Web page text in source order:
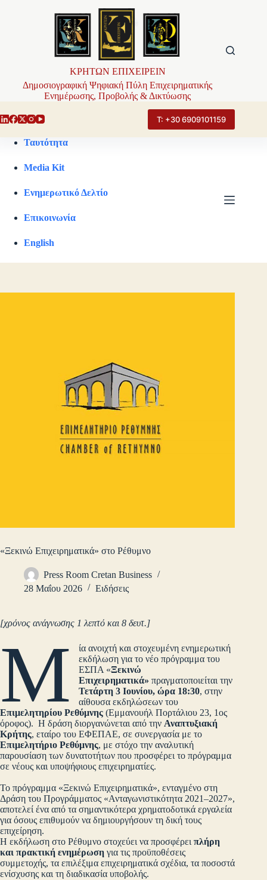
ΚΡΗΤΩΝ ΕΠΙΧΕΙΡΕΙΝ
Δημοσιογραφική Ψηφιακή Πύλη Επιχειρηματικής
Ενημέρωσης, Προβολής & Δικτύωσης
Τ: +30 6909101159
Ταυτότητα
Media Kit
Ενημερωτικό Δελτίο
Επικοινωνία
English
«Ξεκινώ Επιχειρηματικά» στο Ρέθυμνο
Press Room Cretan Business
28 Μαΐου 2026
Ειδήσεις
[χρόνος ανάγνωσης 1 λεπτό και 8 δευτ.]
Μ
ία ανοιχτή και στοχευμένη ενημερωτική
εκδήλωση για το νέο πρόγραμμα του
ΕΣΠΑ «Ξεκινώ
Επιχειρηματικά» πραγματοποιείται την
Τετάρτη 3 Ιουνίου, ώρα 18:30, στην
αίθουσα εκδηλώσεων του
Επιμελητηρίου Ρεθύμνης (Εμμανουήλ Πορτάλιου 23, 1ος
όροφος). Η δράση διοργανώνεται από την Αναπτυξιακή
Κρήτης, εταίρο του ΕΦΕΠΑΕ, σε συνεργασία με το
Επιμελητήριο Ρεθύμνης, με στόχο την αναλυτική
παρουσίαση των δυνατοτήτων που προσφέρει το πρόγραμμα
σε νέους και υποψήφιους επιχειρηματίες.
Το πρόγραμμα «Ξεκινώ Επιχειρηματικά», ενταγμένο στη
Δράση του Προγράμματος «Ανταγωνιστικότητα 2021–2027»,
αποτελεί ένα από τα σημαντικότερα χρηματοδοτικά εργαλεία
για όσους επιθυμούν να δημιουργήσουν τη δική τους
επιχείρηση.
Η εκδήλωση στο Ρέθυμνο στοχεύει να προσφέρει πλήρη
και πρακτική ενημέρωση για τις προϋποθέσεις
συμμετοχής, τα επιλέξιμα επιχειρηματικά σχέδια, τα ποσοστά
ενίσχυσης και τη διαδικασία υποβολής.